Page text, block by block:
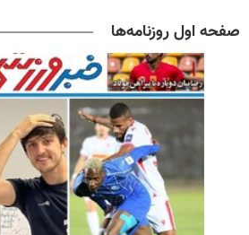
صفحه اول روزنامه‌ها